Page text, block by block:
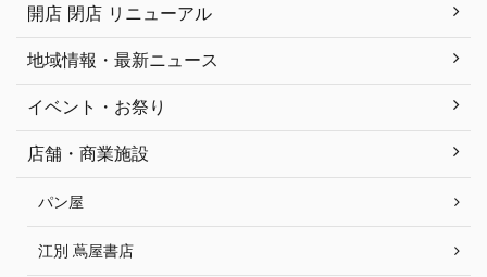
開店 閉店 リニューアル
地域情報・最新ニュース
イベント・お祭り
店舗・商業施設
パン屋
江別 蔦屋書店